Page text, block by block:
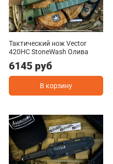
Тактический нож Vector
420HC StoneWash Олива
6145 руб
В корзину